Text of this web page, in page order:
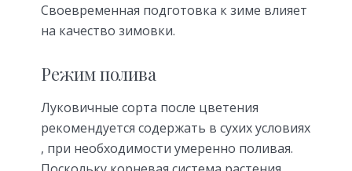
Своевременная подготовка к зиме влияет
на качество зимовки.
Режим полива
Луковичные сорта после цветения
рекомендуется содержать в сухих условиях
, при необходимости умеренно поливая.